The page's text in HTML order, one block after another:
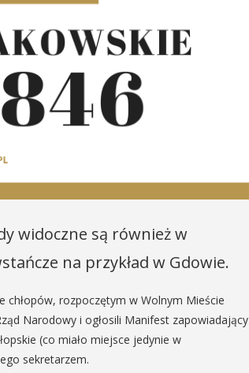
widoczne są również w
na przykład w Gdowie.
chłopów, rozpoczętym w Wolnym Mieście
Narodowy i ogłosili Manifest zapowiadający
(co miało miejsce jedynie w
sekretarzem.